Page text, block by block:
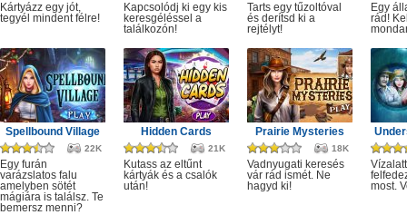
Kártyázz egy jót,
tegyél mindent félre!
Kapcsolódj ki egy kis
keresgéléssel a
találkozón!
Tarts egy tűzoltóval
és derítsd ki a
rejtélyt!
Egy
rád!
Spellbound Village
22K
Egy furán
varázslatos falu
amelyben sötét
mágiára is találsz. Te
bemersz menni?
Hidden Cards
21K
Kutass az eltűnt
kártyák és a csalók
után!
Prairie Mysteries
18K
Vadnyugati keresés
vár rád ismét. Ne
hagyd ki!
most.